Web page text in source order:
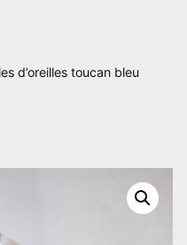
d’oreilles toucan bleu